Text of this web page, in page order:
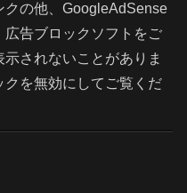
の他、GoogleAdSense
告ブロックソフトをご
されないことがありま
を無効にしてご覧くだ